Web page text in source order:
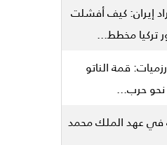
إيران: كيف أفشلت
تركيا مخطط...
قمة الناتو
نحو حرب...
في عهد الملك محمد